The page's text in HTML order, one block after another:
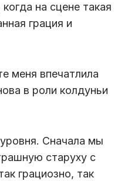
на сцене такая
грация и
меня впечатлила
в роли колдуньи
Сначала мы
старуху с
грациозно, так